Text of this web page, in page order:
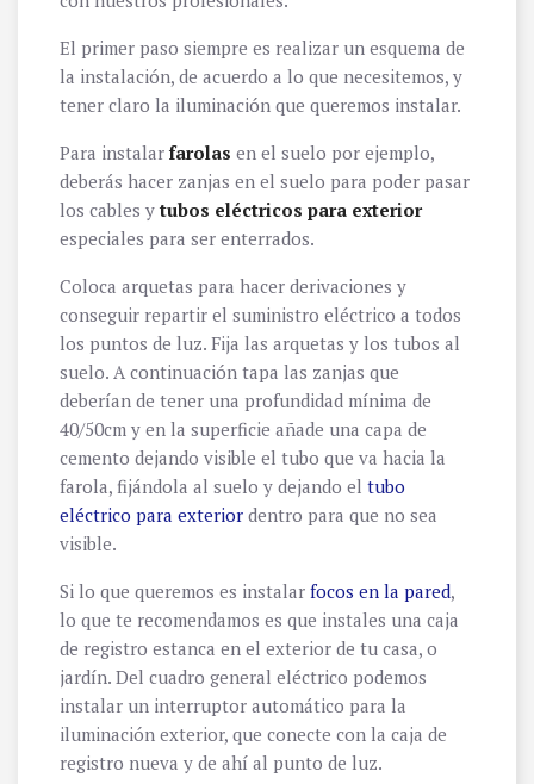
El primer paso siempre es realizar un esquema de
la instalación, de acuerdo a lo que necesitemos, y
tener claro la iluminación que queremos instalar.
Para instalar farolas en el suelo por ejemplo,
deberás hacer zanjas en el suelo para poder pasar
los cables ytubos eléctricos para exterior
especiales para ser enterrados.
Coloca arquetas para hacer derivaciones y
conseguir repartir el suministro eléctrico a todos
los puntos de luz. Fija las arquetas y los tubos al
suelo. A continuación tapa las zanjas que
deberían de tener una profundidad mínima de
40/50cm y en la superficie añade una capa de
cemento dejando visible el tubo que va hacia la
farola, fijándola al suelo y dejando el tubo
eléctrico para exterior dentro para que no sea
visible.
Si lo que queremos es instalar focos en la pared,
lo que te recomendamos es que instales una caja
de registro estanca en el exterior de tu casa, o
jardín. Del cuadro general eléctrico podemos
instalar un interruptor automático para la
iluminación exterior, que conecte con la caja de
registro nueva y de ahí al punto de luz.